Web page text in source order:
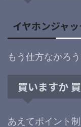
イヤホンジャ
もう仕方なかろう
買いますか
あえてポイント